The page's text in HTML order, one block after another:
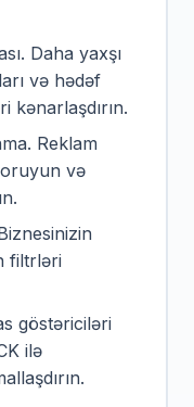
Daha yaxşı
və hədəf
kənarlaşdırın.
Reklam
və
filtrləri
göstəriciləri
ilə